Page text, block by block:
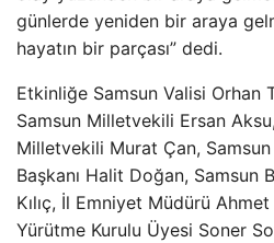
günlerde yeniden bir araya
hayatın bir parçası” dedi.
Etkinliğe Samsun Valisi Orhan
Samsun Milletvekili Ersan
Milletvekili Murat Çan,
Başkanı Halit Doğan, Samsun
Kılıç, İl Emniyet Müdürü
Yürütme Kurulu Üyesi Soner